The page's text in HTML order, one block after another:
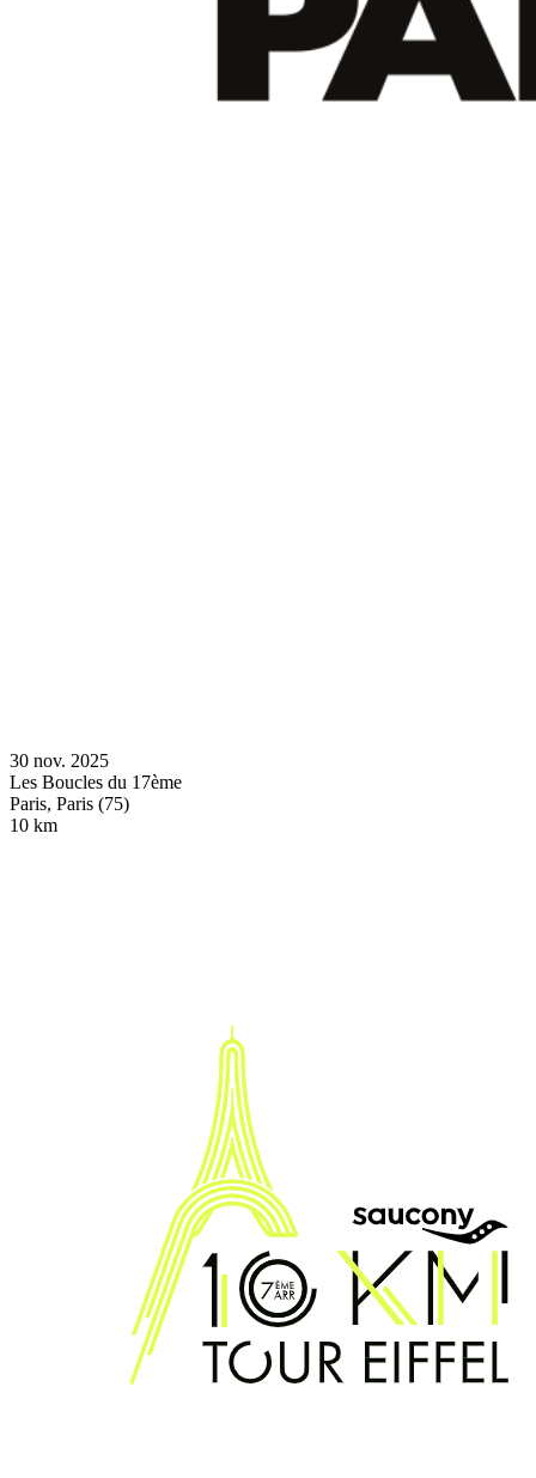
30 nov. 2025
Les Boucles du 17ème
Paris, Paris (75)
10 km